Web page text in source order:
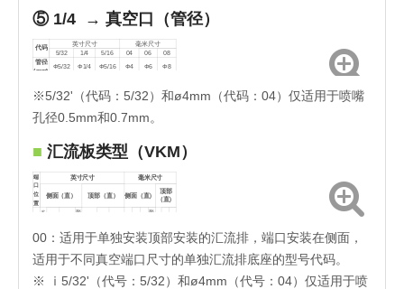
导阀
无代码 单独底座底座
⑤ 1/4 → 真空口（管径）
代码
英寸尺寸
毫米尺寸
5/32
1/4 5/16 04 06
08
管径
(mm)
Φ5/32 Φ1/4 Φ5/16 Φ4 Φ6 Φ8
※5/32'（代码：5/32）和ø4mm（代码：04）仅适用于喷嘴
孔径0.5mm和0.7mm。
■ 汇流板类型（VKM）
端
口
位
置
英寸尺寸 毫米尺寸
侧面（直） 顶部（直） 侧面（直）
顶部
（直）
S 聚 聚
管
Φ
32
插 Φ5/3 Φ1/ Φ5/1 Φ 插 Φ Φ Φ
00：适用于单独安装顶部安装的汇流排，端口安装在侧面，
适用于不同真空端口尺寸的单独汇流排底座的型号代码。
※ ⅰ5/32'（代号：5/32）和ø4mm（代号：04）仅适用于喷